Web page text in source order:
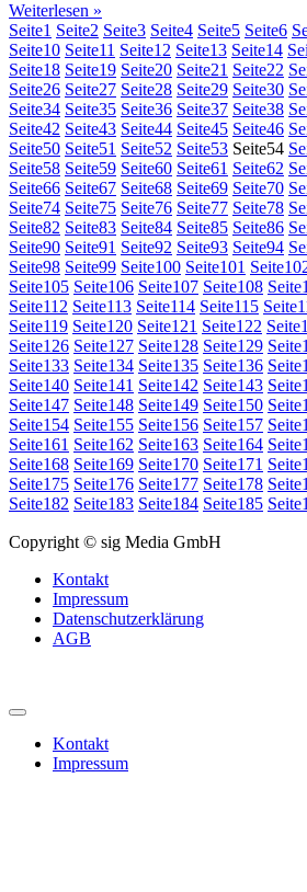
Weiterlesen »
Seite1 Seite2 Seite3 Seite4 Seite5 Seite6
Seite10 Seite11 Seite12 Seite13 Seite14
Seite18 Seite19 Seite20 Seite21 Seite22
Seite26 Seite27 Seite28 Seite29 Seite30
Seite34 Seite35 Seite36 Seite37 Seite38
Seite42 Seite43 Seite44 Seite45 Seite46
Seite50 Seite51 Seite52 Seite53 Seite54
Seite58 Seite59 Seite60 Seite61 Seite62
Seite66 Seite67 Seite68 Seite69 Seite70
Seite74 Seite75 Seite76 Seite77 Seite78
Seite82 Seite83 Seite84 Seite85 Seite86
Seite90 Seite91 Seite92 Seite93 Seite94
Seite98 Seite99 Seite100 Seite101 Seite
Seite105 Seite106 Seite107 Seite108 Seite
Seite112 Seite113 Seite114 Seite115 Seite
Seite119 Seite120 Seite121 Seite122 Seite
Seite126 Seite127 Seite128 Seite129 Seite
Seite133 Seite134 Seite135 Seite136 Seite
Seite140 Seite141 Seite142 Seite143 Seite
Seite147 Seite148 Seite149 Seite150 Seite
Seite154 Seite155 Seite156 Seite157 Seite
Seite161 Seite162 Seite163 Seite164 Seite
Seite168 Seite169 Seite170 Seite171 Seite
Seite175 Seite176 Seite177 Seite178 Seite
Seite182 Seite183 Seite184 Seite185 Seite
Copyright © sig Media GmbH
Kontakt
Impressum
Datenschutzerklärung
AGB
Kontakt
Impressum